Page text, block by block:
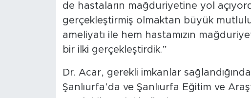
de hastaların mağduriyetine yol
gerçekleştirmiş olmaktan büyük
ameliyatı ile hem hastamızın
bir ilki gerçekleştirdik.”
Dr. Acar, gerekli imkanlar
Şanlıurfa’da ve Şanlıurfa Eğitim ve